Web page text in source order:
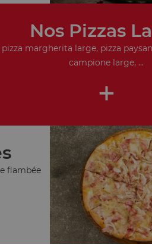
Nos Pizzas
pizza margherita large, pizza
campione large, ...
+
flambée